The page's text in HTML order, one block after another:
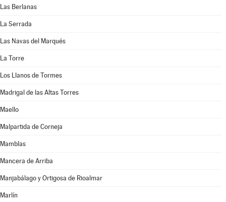
Las Berlanas
La Serrada
Las Navas del Marqués
La Torre
Los Llanos de Tormes
Madrigal de las Altas Torres
Maello
Malpartida de Corneja
Mamblas
Mancera de Arriba
Manjabálago y Ortigosa de Rioalmar
Marlín